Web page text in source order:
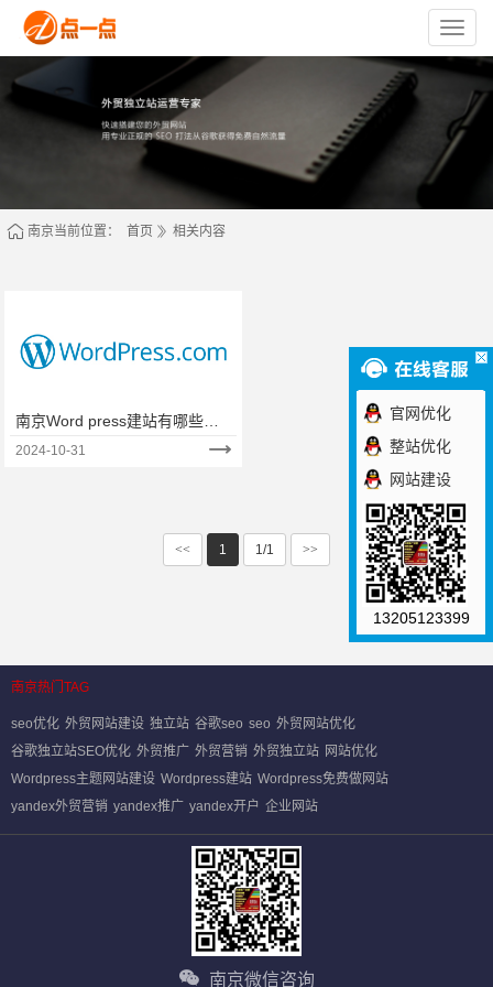
苏
州
点
一
络
技
术
司
南京当前位置： 首页 相关内容
南京Word press建站有哪些坑
呢？
2024-10-31
<< 1 1/1 >>
南京热门TAG
seo优化 外贸网站建设 独立站 谷歌seo seo 外贸网站优化
谷歌独立站SEO优化 外贸推广 外贸营销 外贸独立站 网站优化
Wordpress主题网站建设 Wordpress建站 Wordpress免费做网站
yandex外贸营销 yandex推广 yandex开户 企业网站
南京微信咨询
官网优化
整站优化
网站建设
13205123399